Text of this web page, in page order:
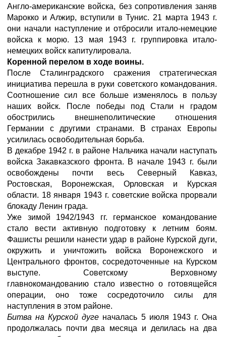
Англо-американские войска, без сопротивления заняв
Марокко и Алжир, вступили в Тунис. 21 марта 1943 г.
они начали наступление и отбросили итало-немецкие
войска к морю. 13 мая 1943 г. группировка итало-
немецких войск капитулировала.
Коренной перелом в ходе воины.
После Сталинградского сражения стратегическая
инициатива перешла в руки советского командования.
Соотношение сил все больше изменялось в пользу
наших войск. После победы под Стали н градом
обострились внешнеполитические отношения
Германии с другими странами. В странах Европы
усилилась освободительная борьба.
В декабре 1942 г. в районе Нальчика начали наступать
войска Закавказского фронта. В начале 1943 г. были
освобождены почти весь Северный Кавказ,
Ростовская, Воронежская, Орловская и Курская
области. 18 января 1943 г. советские войска прорвали
блокаду Ленин града.
Уже зимой 1942/1943 гг. германское командование
стало вести активную подготовку к летним боям.
Фашисты решили нанести удар в районе Курской дуги,
окружить и уничтожить войска Воронежского и
Центрального фронтов, сосредоточенные на Курском
выступе. Советскому Верховному
главнокомандованию стало известно о готовящейся
операции, оно тоже сосредоточило силы для
наступления в этом районе.
Битва на Курской дуге началась 5 июля 1943 г. Она
продолжалась почти два месяца и делилась на два